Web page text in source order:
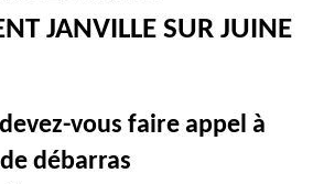
JANVILLE SUR JUINE
vous faire appel à
débarras